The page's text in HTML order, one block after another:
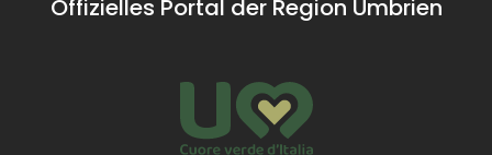
Offizielles Portal der Region Umbrien